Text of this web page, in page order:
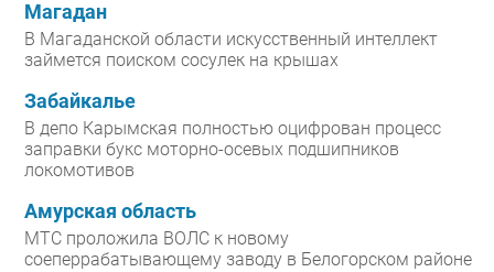
Магадан
В Магаданской области искусственный интеллект
займется поиском сосулек на крышах
Забайкалье
В депо Карымская полностью оцифрован процесс
заправки букс моторно-осевых подшипников
локомотивов
Амурская область
МТС проложила ВОЛС к новому
соеперрабатывающему заводу в Белогорском районе